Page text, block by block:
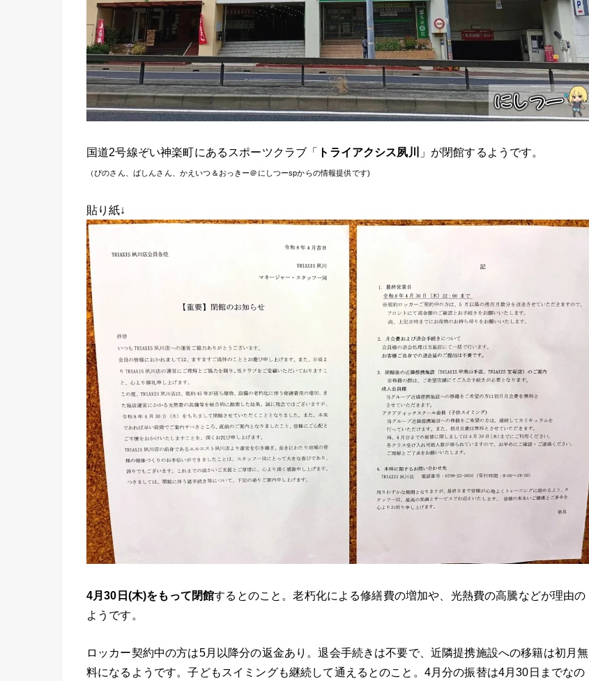
国道2号線ぞい神楽町にあるスポーツクラブ「 トライアクシス夙川 」が閉館するようです。
（ぴのさん、ばしんさん、かえいつ＆おっきー＠にしつーspからの情報提供です)
貼り紙↓
4月30日(木)をもって閉館するとのこと。老朽化による修繕費の増加や、光熱費の高騰などが理由の
ようです。
ロッカー契約中の方は5月以降分の返金あり。退会手続きは不要で、近隣提携施設への移籍は初月無
料になるようです。子どもスイミングも継続して通えるとのこと。4月分の振替は4月30日までなの